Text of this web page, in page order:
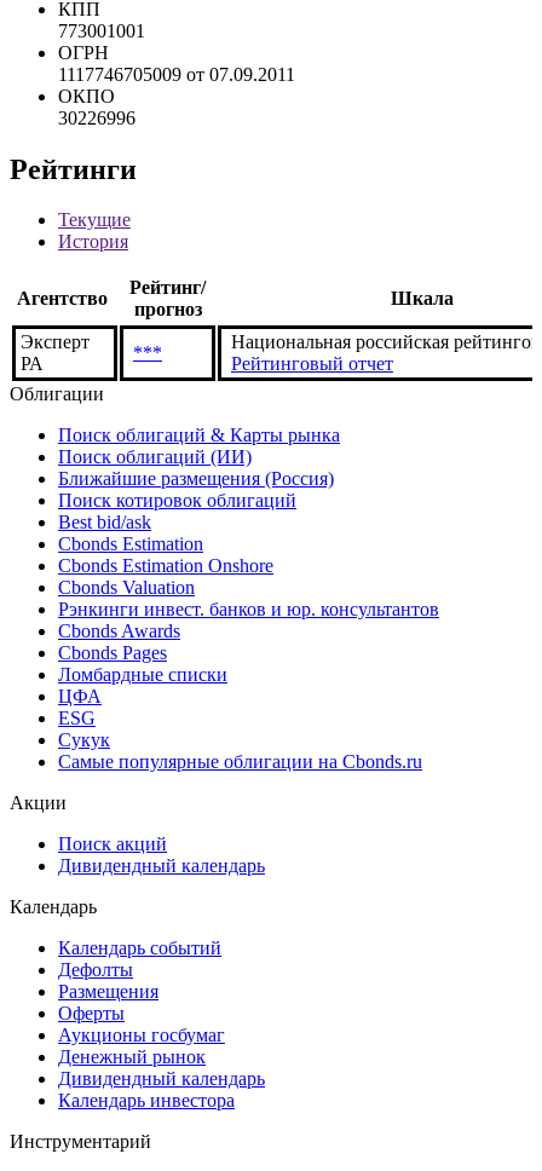
КПП
773001001
ОГРН
1117746705009 от 07.09.2011
ОКПО
30226996
Рейтинги
Текущие
История
Агентство
Рейтинг/
прогноз
Шкала
Эксперт
РА
***
Национальная российская
Рейтинговый отчет
Облигации
Поиск облигаций & Карты рынка
Поиск облигаций (ИИ)
Ближайшие размещения (Россия)
Поиск котировок облигаций
Best bid/ask
Cbonds Estimation
Cbonds Estimation Onshore
Cbonds Valuation
Рэнкинги инвест. банков и юр. консультантов
Cbonds Awards
Cbonds Pages
Ломбардные списки
ЦФА
ESG
Сукук
Самые популярные облигации на Cbonds.ru
Акции
Поиск акций
Дивидендный календарь
Календарь
Календарь событий
Дефолты
Размещения
Оферты
Аукционы госбумаг
Денежный рынок
Дивидендный календарь
Календарь инвестора
Инструментарий